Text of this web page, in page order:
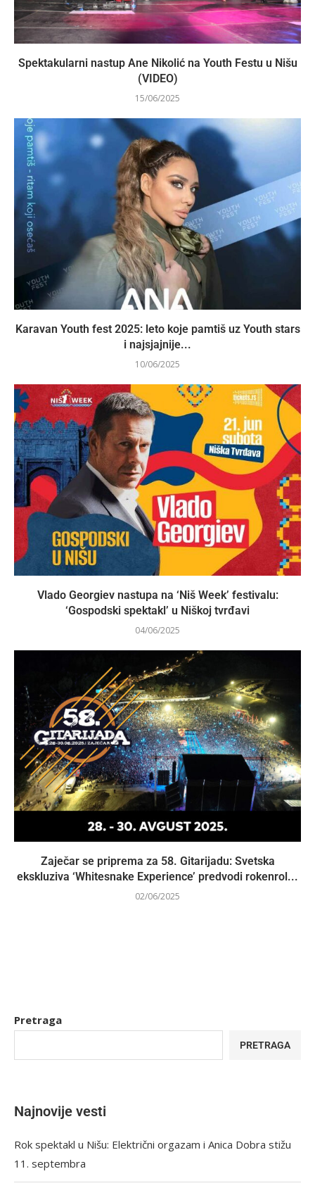
Spektakularni nastup Ane Nikolić na Youth Festu u Nišu
(VIDEO)
15/06/2025
Karavan Youth fest 2025: leto koje pamtiš uz Youth stars
i najsjajnije...
10/06/2025
Vlado Georgiev nastupa na ‘Niš Week’ festivalu:
‘Gospodski spektakl’ u Niškoj tvrđavi
04/06/2025
Zaječar se priprema za 58. Gitarijadu: Svetska
ekskluziva ‘Whitesnake Experience’ predvodi rokenrol...
02/06/2025
Pretraga
PRETRAGA
Najnovije vesti
Rok spektakl u Nišu: Električni orgazam i Anica Dobra stižu
11. septembra